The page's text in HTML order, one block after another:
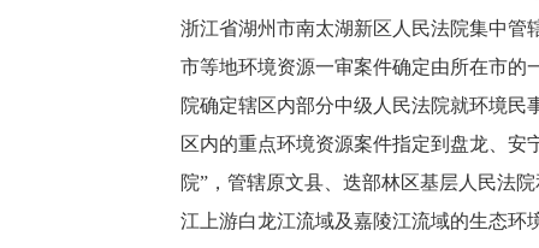
浙江省湖州市南太湖新区人民法院集中管
市等地环境资源一审案件确定由所在市的
院确定辖区内部分中级人民法院就环境
区内的重点环境资源案件指定到盘龙、
院”，管辖原文县、迭部林区基层人民法
江上游白龙江流域及嘉陵江流域的生态环